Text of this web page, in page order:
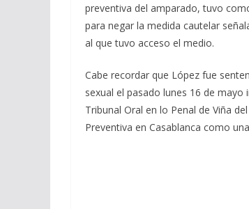
preventiva del amparado, tuvo
para negar la medida cautelar
al que tuvo acceso el medio.
Cabe recordar que López fue
sexual el pasado lunes 16 de
Tribunal Oral en lo Penal de Viña
Preventiva en Casablanca como